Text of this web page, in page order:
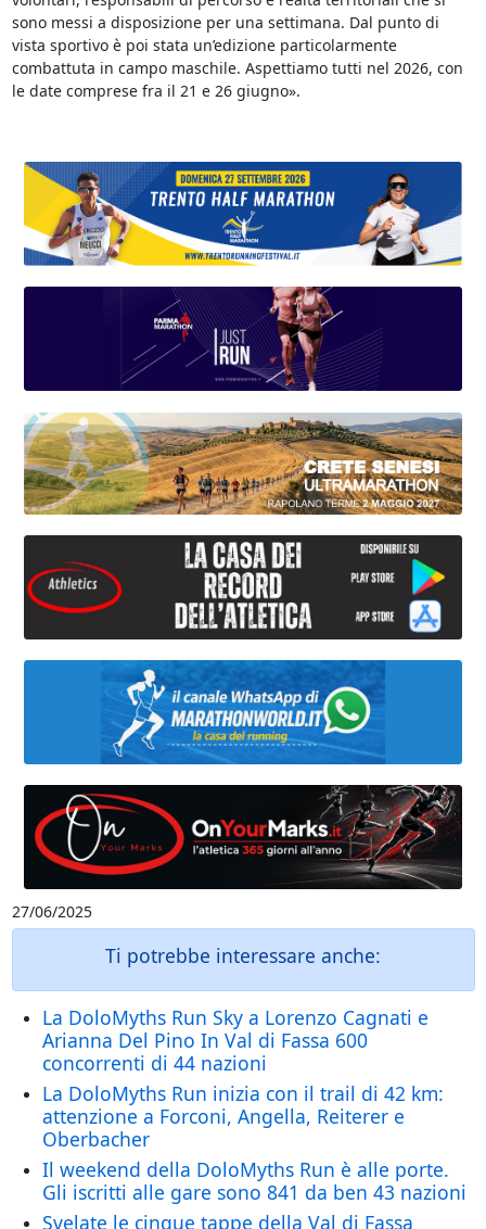
sono messi a disposizione per una settimana. Dal punto di
vista sportivo è poi stata un’edizione particolarmente
combattuta in campo maschile. Aspettiamo tutti nel 2026, con
le date comprese fra il 21 e 26 giugno».
27/06/2025
Ti potrebbe interessare anche:
La DoloMyths Run Sky a Lorenzo Cagnati e
Arianna Del Pino In Val di Fassa 600
concorrenti di 44 nazioni
La DoloMyths Run inizia con il trail di 42 km:
attenzione a Forconi, Angella, Reiterer e
Oberbacher
Il weekend della DoloMyths Run è alle porte.
Gli iscritti alle gare sono 841 da ben 43 nazioni
Svelate le cinque tappe della Val di Fassa